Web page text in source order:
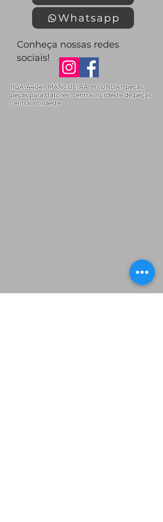
Whatsapp
Conheça nossas redes
sociais!
11QA-44041, MANGUEIRA, HYUNDAI, peças,
peças para tratores, central nordeste de peças,
central nordeste